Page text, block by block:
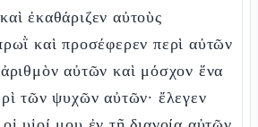
ἐκαθάριζεν αὐτοὺς
καὶ προσέφερεν περὶ αὐτῶν
αὐτῶν καὶ μόσχον ἕνα
τῶν ψυχῶν αὐτῶν· ἔλεγεν